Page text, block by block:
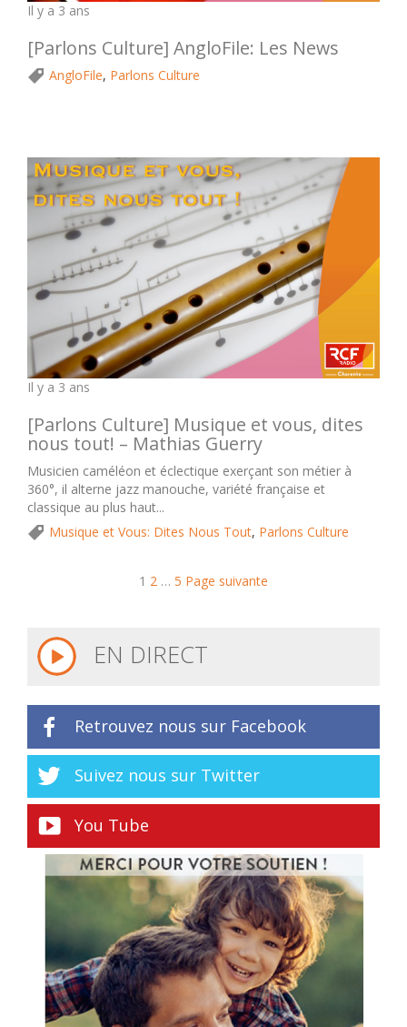
Il y a 3 ans
[Parlons Culture] AngloFile: Les News
AngloFile, Parlons Culture
Il y a 3 ans
[Parlons Culture] Musique et vous, dites
nous tout! – Mathias Guerry
Musicien caméléon et éclectique exerçant son métier à
360°, il alterne jazz manouche, variété française et
classique au plus haut...
Musique et Vous: Dites Nous Tout, Parlons Culture
1 2 … 5 Page suivante
EN DIRECT
Retrouvez nous sur Facebook
Suivez nous sur Twitter
You Tube